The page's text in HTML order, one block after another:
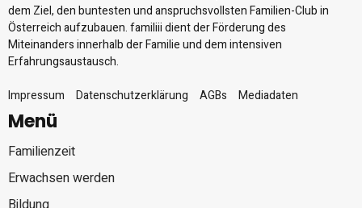
dem Ziel, den buntesten und anspruchsvollsten Familien-Club in
Österreich aufzubauen. familiii dient der Förderung des
Miteinanders innerhalb der Familie und dem intensiven
Erfahrungsaustausch.
Impressum
Datenschutzerklärung AGBs Mediadaten
Menü
Familienzeit
Erwachsen werden